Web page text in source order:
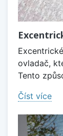
ovladač,
Tento
Číst více